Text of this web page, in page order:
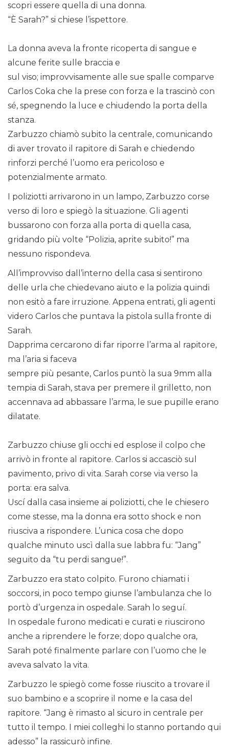
scopri essere quella di una donna.
“È Sarah?” si chiese l’ispettore.
La donna aveva la fronte ricoperta di sangue e
alcune ferite sulle braccia e
sul viso; improvvisamente alle sue spalle comparve
Carlos Coka che la prese con forza e la trascinò con
sé, spegnendo la luce e chiudendo la porta della
stanza.
Zarbuzzo chiamò subito la centrale, comunicando
di aver trovato il rapitore di Sarah e chiedendo
rinforzi perché l’uomo era pericoloso e
potenzialmente armato.
I poliziotti arrivarono in un lampo, Zarbuzzo corse
verso di loro e spiegò la situazione. Gli agenti
bussarono con forza alla porta di quella casa,
gridando più volte “Polizia, aprite subito!” ma
nessuno rispondeva.
All’improvviso dall’interno della casa si sentirono
delle urla che chiedevano aiuto e la polizia quindi
non esitò a fare irruzione. Appena entrati, gli agenti
videro Carlos che puntava la pistola sulla fronte di
Sarah.
Dapprima cercarono di far riporre l’arma al rapitore,
ma l’aria si faceva
sempre più pesante, Carlos puntò la sua 9mm alla
tempia di Sarah, stava per premere il grilletto, non
accennava ad abbassare l’arma, le sue pupille erano
dilatate.
Zarbuzzo chiuse gli occhi ed esplose il colpo che
arrivò in fronte al rapitore. Carlos si accasciò sul
pavimento, privo di vita. Sarah corse via verso la
porta: era salva.
Uscí dalla casa insieme ai poliziotti, che le chiesero
come stesse, ma la donna era sotto shock e non
riusciva a rispondere. L’unica cosa che dopo
qualche minuto uscì dalla sue labbra fu: “Jang”
seguito da “tu perdi sangue!”.
Zarbuzzo era stato colpito. Furono chiamati i
soccorsi, in poco tempo giunse l’ambulanza che lo
portò d’urgenza in ospedale. Sarah lo seguí.
In ospedale furono medicati e curati e riuscirono
anche a riprendere le forze; dopo qualche ora,
Sarah poté finalmente parlare con l’uomo che le
aveva salvato la vita.
Zarbuzzo le spiegò come fosse riuscito a trovare il
suo bambino e a scoprire il nome e la casa del
rapitore. “Jang è rimasto al sicuro in centrale per
tutto il tempo. I miei colleghi lo stanno portando qui
adesso” la rassicurò infine.